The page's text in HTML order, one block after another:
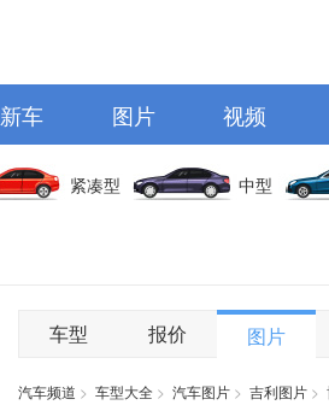
新车 图片 视频
紧凑型 中型
车型 报价 图片
汽车频道 > 车型大全 > 汽车图片 > 吉利图片 >